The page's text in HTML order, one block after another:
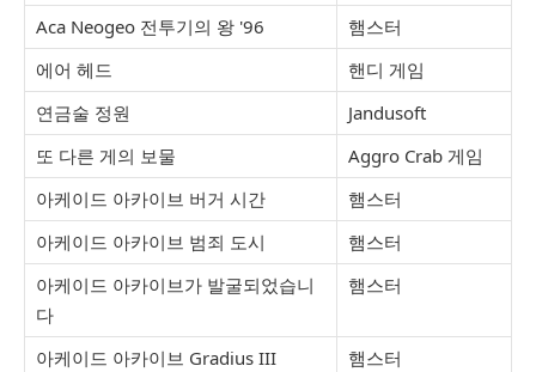
Aca Neogeo 전투기의 왕 '96
햄스터
에어 헤드
핸디 게임
연금술 정원
Jandusoft
또 다른 게의 보물
Aggro Crab 게임
아케이드 아카이브 버거 시간
햄스터
아케이드 아카이브 범죄 도시
햄스터
아케이드 아카이브가 발굴되었습니
다
햄스터
아케이드 아카이브 Gradius III
햄스터